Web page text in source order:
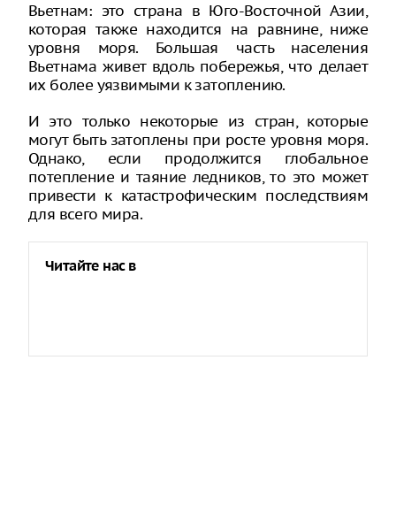
Вьетнам: это страна в Юго-Восточной Азии,
которая также находится на равнине, ниже
уровня моря. Большая часть населения
Вьетнама живет вдоль побережья, что делает
их более уязвимыми к затоплению.
И это только некоторые из стран, которые
могут быть затоплены при росте уровня моря.
Однако, если продолжится глобальное
потепление и таяние ледников, то это может
привести к катастрофическим последствиям
для всего мира.
Читайте нас в